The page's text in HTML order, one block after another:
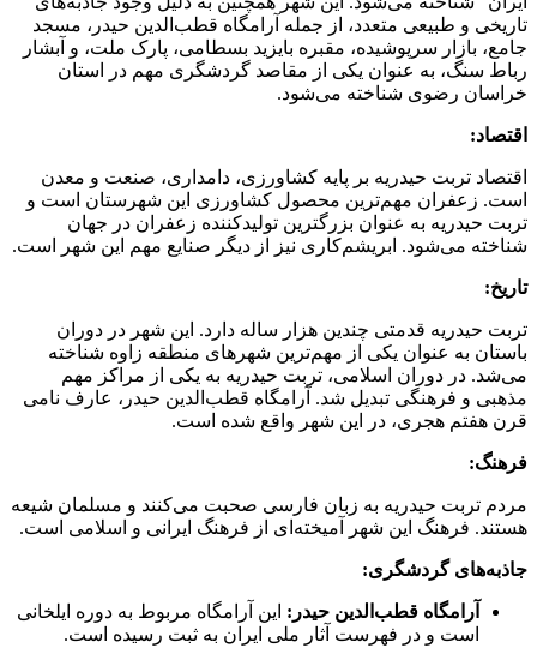
تاریخی و طبیعی متعدد، از جمله آرامگاه قطب‌الدین حیدر، مسجد
جامع، بازار سرپوشیده، مقبره بایزید بسطامی، پارک ملت، و آبشار
رباط سنگ، به عنوان یکی از مقاصد گردشگری مهم در استان
خراسان رضوی شناخته می‌شود.
اقتصاد:
اقتصاد تربت حیدریه بر پایه کشاورزی، دامداری، صنعت و معدن
است. زعفران مهم‌ترین محصول کشاورزی این شهرستان است و
تربت حیدریه به عنوان بزرگترین تولیدکننده زعفران در جهان
شناخته می‌شود. ابریشم‌کاری نیز از دیگر صنایع مهم این شهر است.
تاریخ:
تربت حیدریه قدمتی چندین هزار ساله دارد. این شهر در دوران
باستان به عنوان یکی از مهم‌ترین شهرهای منطقه زاوه شناخته
می‌شد. در دوران اسلامی، تربت حیدریه به یکی از مراکز مهم
مذهبی و فرهنگی تبدیل شد. آرامگاه قطب‌الدین حیدر، عارف نامی
قرن هفتم هجری، در این شهر واقع شده است.
فرهنگ:
مردم تربت حیدریه به زبان فارسی صحبت می‌کنند و مسلمان شیعه
هستند. فرهنگ این شهر آمیخته‌ای از فرهنگ ایرانی و اسلامی است.
جاذبه‌های گردشگری:
آرامگاه قطب‌الدین حیدر: این آرامگاه مربوط به دوره ایلخانی
است و در فهرست آثار ملی ایران به ثبت رسیده است.